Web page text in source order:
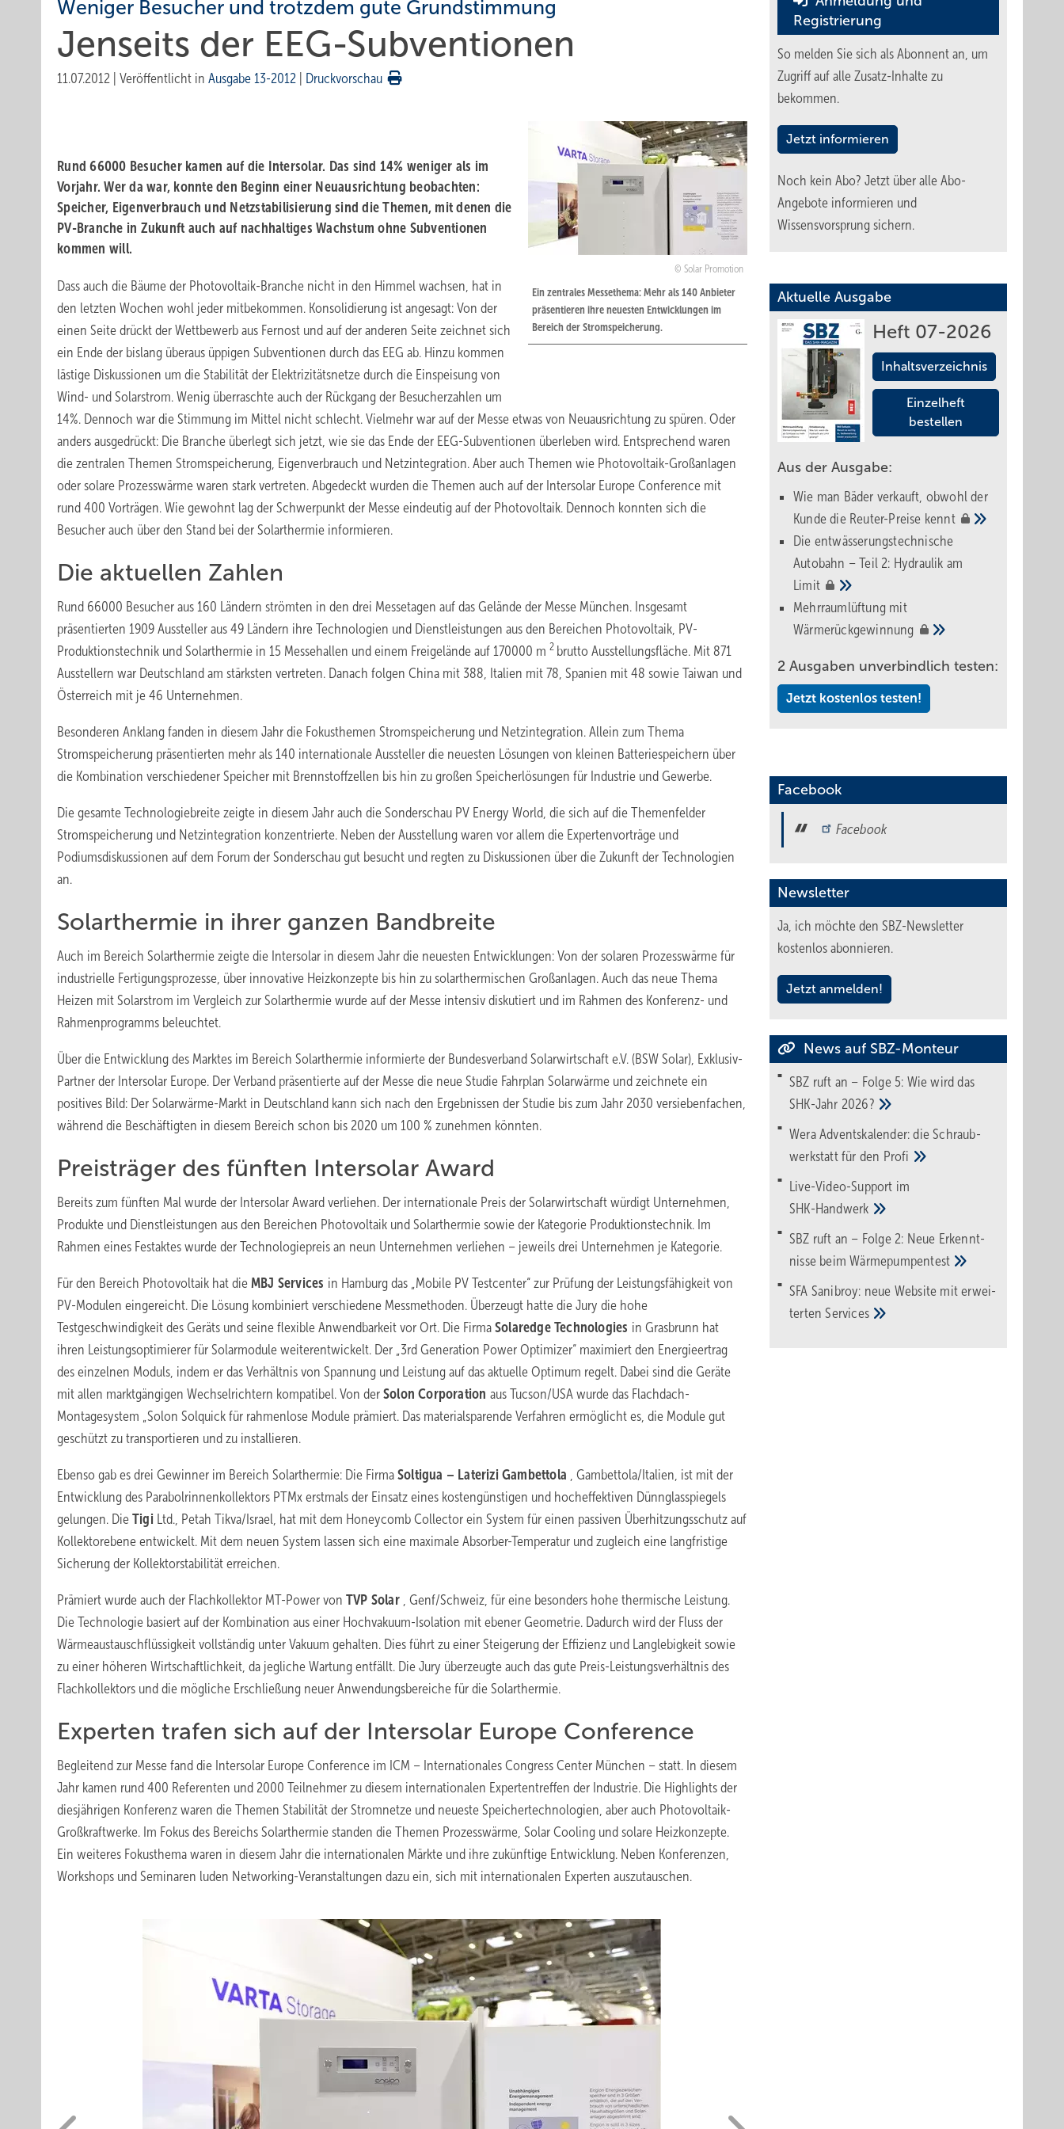
Weniger Besucher und trotzdem gute Grundstimmung
Jenseits der EEG-Subventionen
11.07.2012 Veröffentlicht in Ausgabe 13-2012 Druckvorschau
Solar Promotion
Ein zentrales Messethema: Mehr als 140 Anbieter
präsentieren ihre neuesten Entwicklungen im
Bereich der Stromspeicherung.
Rund 66000 Besucher kamen auf die Intersolar. Das sind 14% weniger als im
Vorjahr. Wer da war, konnte den Beginn einer Neuausrichtung beobachten:
Speicher, Eigenverbrauch und Netzstabilisierung sind die Themen, mit denen die
PV-Branche in Zukunft auch auf nachhaltiges Wachstum ohne Subventionen
kommen will.
Dass auch die Bäume der Photovoltaik-Branche nicht in den Himmel wachsen, hat in
den letzten Wochen wohl jeder mitbekommen. Konsolidierung ist angesagt: Von der
einen Seite drückt der Wettbewerb aus Fernost und auf der anderen Seite zeichnet sich
ein Ende der bislang überaus üppigen Subventionen durch das EEG ab. Hinzu kommen
lästige Diskussionen um die Stabilität der Elektrizitätsnetze durch die Einspeisung von
Wind- und Solarstrom. Wenig überraschte auch der Rückgang der Besucherzahlen um
14%. Dennoch war die Stimmung im Mittel nicht schlecht. Vielmehr war auf der Messe etwas von Neuausrichtung zu spüren. Oder
anders ausgedrückt: Die Branche überlegt sich jetzt, wie sie das Ende der EEG-Subventionen überleben wird. Entsprechend waren
die zentralen Themen Stromspeicherung, Eigenverbrauch und Netzintegration. Aber auch Themen wie Photovoltaik-Großanlagen
oder solare Prozesswärme waren stark vertreten. Abgedeckt wurden die Themen auch auf der Intersolar Europe Conference mit
rund 400 Vorträgen. Wie gewohnt lag der Schwerpunkt der Messe eindeutig auf der Photovoltaik. Dennoch konnten sich die
Besucher auch über den Stand bei der Solarthermie informieren.
Die aktuellen Zahlen
Rund 66000 Besucher aus 160 Ländern strömten in den drei Messetagen auf das Gelände der Messe München. Insgesamt
präsentierten 1909 Aussteller aus 49 Ländern ­ihre Technologien und Dienstleistungen aus den Bereichen Photovoltaik, PV-
Produktionstechnik und Solarthermie in 15 Messehallen und einem Freigelände auf 170000 m 2 brutto Ausstellungsfläche. Mit 871
Ausstellern war Deutschland am stärksten vertreten. Danach folgen China mit 388, Italien mit 78, Spanien mit 48 sowie Taiwan und
Österreich mit je 46 Unternehmen.
Besonderen Anklang fanden in diesem Jahr die Fokusthemen Stromspeicherung und Netzintegration. Allein zum Thema
Stromspeicherung präsentierten mehr als 140 internationale Aussteller die neuesten Lösungen von kleinen Batteriespeichern über
die Kombination verschiedener Speicher mit Brennstoffzellen bis hin zu großen Speicherlösungen für Industrie und Gewerbe.
Die gesamte Technologiebreite zeigte in diesem Jahr auch die Sonderschau PV Energy World, die sich auf die Themenfelder
Stromspeicherung und Netzintegration konzentrierte. Neben der Ausstellung waren vor allem die Expertenvorträge und
Podiumsdiskussionen auf dem Forum der Sonderschau gut besucht und regten zu Diskussionen über die Zukunft der Technologien
an.
Solarthermie in ihrer ganzen Bandbreite
Auch im Bereich Solarthermie zeigte die Intersolar in diesem Jahr die neuesten Entwicklungen: Von der solaren Prozesswärme für
industrielle Fertigungsprozesse, über innovative Heizkonzepte bis hin zu solarthermischen Großanlagen. Auch das neue Thema
Heizen mit Solarstrom im Vergleich zur Solarthermie wurde auf der Messe intensiv diskutiert und im Rahmen des Konferenz- und
Rahmenprogramms beleuchtet.
Über die Entwicklung des Marktes im Bereich Solarthermie informierte der Bundesverband Solarwirtschaft e.V. (BSW Solar), Exklusiv-
Partner der Intersolar Europe. Der Verband präsentierte auf der Messe die neue Studie Fahrplan Solarwärme und zeichnete ein
positives Bild: Der Solarwärme-Markt in Deutschland kann sich nach den Ergebnissen der Studie bis zum Jahr 2030 versiebenfachen,
während die Beschäftigten in diesem Bereich schon bis 2020 um 100 % zunehmen könnten.
Preisträger des fünften Intersolar Award
Bereits zum fünften Mal wurde der Intersolar Award verliehen. Der internationale Preis der Solarwirtschaft würdigt Unternehmen,
Produkte und Dienstleistungen aus den Bereichen Photovoltaik und Solarthermie sowie der Kategorie Produktionstechnik. Im
Rahmen eines Festaktes wurde der Technologiepreis an neun Unternehmen verliehen – jeweils drei Unternehmen je Kategorie.
Für den Bereich Photovoltaik hat die MBJ Services in Hamburg das „Mobile PV Testcenter“ zur Prüfung der Leistungsfähigkeit von
PV-Modulen eingereicht. Die Lösung kombiniert verschiedene Messmethoden. Überzeugt hatte die Jury die hohe
Testgeschwindigkeit des Geräts und seine flexible Anwendbarkeit vor Ort. Die Firma Solaredge Technologies in Grasbrunn hat
ihren Leistungsoptimierer für Solarmodule weiterentwickelt. Der „3rd Generation Power Optimizer“ maximiert den Energieertrag
des einzelnen Moduls, indem er das Verhältnis von Spannung und Leistung auf das aktuelle Optimum regelt. Dabei sind die Geräte
mit allen marktgängigen Wechselrichtern kompatibel. Von der Solon Corporation aus Tucson/USA wurde das Flachdach-
Montagesystem „Solon Solquick für rahmenlose Module prämiert. Das materialsparende Verfahren ermöglicht es, die Module gut
geschützt zu transportieren und zu installieren.
Ebenso gab es drei Gewinner im Bereich Solarthermie: Die Firma Soltigua – Laterizi Gambettola , Gambettola/Italien, ist mit der
Entwicklung des Parabolrinnenkollektors PTMx erstmals der Einsatz eines kostengünstigen und hocheffektiven Dünnglasspiegels
gelungen. Die Tigi Ltd., Petah Tikva/Israel, hat mit dem Honeycomb Collector ein System für einen passiven Überhitzungsschutz auf
Kollektorebene entwickelt. Mit dem neuen System lassen sich eine maximale Absorber-Temperatur und zugleich eine langfristige
Sicherung der Kollektorstabilität erreichen.
Prämiert wurde auch der Flachkollektor MT-Power von TVP Solar , Genf/Schweiz, für eine besonders hohe thermische Leistung.
Die Technologie basiert auf der Kombination aus einer Hochvakuum-Isolation mit ebener Geometrie. Dadurch wird der Fluss der
Wärmeaustauschflüssigkeit vollständig unter Vakuum gehalten. Dies führt zu einer Steigerung der Effizienz und Langlebigkeit sowie
zu einer höheren Wirtschaftlichkeit, da jegliche Wartung entfällt. Die Jury überzeugte auch das gute Preis-Leistungsverhältnis des
Flachkollektors und die mögliche Erschließung neuer Anwendungsbereiche für die Solarthermie.
Experten trafen sich auf der Intersolar Europe Conference
Begleitend zur Messe fand die Intersolar Europe Conference im ICM – Internationales Congress Center München – statt. In diesem
Jahr kamen rund 400 Referenten und 2000 Teilnehmer zu diesem internationalen Expertentreffen der Industrie. Die Highlights der
diesjährigen Konferenz waren die Themen Stabilität der Stromnetze und neueste Speichertechnologien, aber auch Photovoltaik-
Großkraftwerke. Im Fokus des Bereichs Solarthermie standen die Themen Prozesswärme, Solar Cooling und solare Heizkonzepte.
Ein weiteres Fokusthema waren in diesem Jahr die internationalen Märkte und ihre zukünftige Entwicklung. Neben Konferenzen,
Workshops und Seminaren luden Networking-Veranstaltungen dazu ein, sich mit internationalen Experten auszutauschen.
Registrierung
So melden Sie sich als Abonnent an, um
Zugriff auf alle Zusatz-Inhalte zu
bekommen.
Jetzt informieren
Noch kein Abo? Jetzt über alle Abo-
Angebote informieren und
Wissensvorsprung sichern.
Aktuelle Ausgabe
Heft 07-2026
Inhaltsverzeichnis
Einzelheft
bestellen
Aus der Ausgabe:
Wie man Bäder verkauft, obwohl der
Kunde die Reuter-Preise kennt
Die entwässerungstechnische
Autobahn – Teil 2: Hydraulik am
Limit
Mehrraumlüftung mit
Wärmerückgewinnung
2 Ausgaben unverbindlich testen:
Jetzt kostenlos testen!
Facebook
Facebook
Newsletter
Ja, ich möchte den SBZ-Newsletter
kostenlos abonnieren.
Jetzt anmelden!
News auf SBZ-Monteur
SBZ ruft an – Folge 5: Wie wird das
SHK-Jahr 2026?
Wera Adventskalender: die Schraub­
werk­statt für den Pro­fi
Live-Video-Support im
SHK-Handwerk
SBZ ruft an – Folge 2: Neue Erkennt­
nisse beimWärme­pumpen­test
SFA Sanibroy: neue Web­site mit erwei­
tertenServices